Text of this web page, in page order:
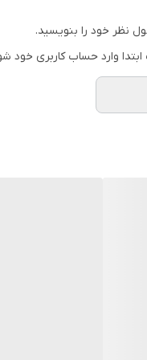
نظر خود را بنویسید.
وارد حساب کاربری خود